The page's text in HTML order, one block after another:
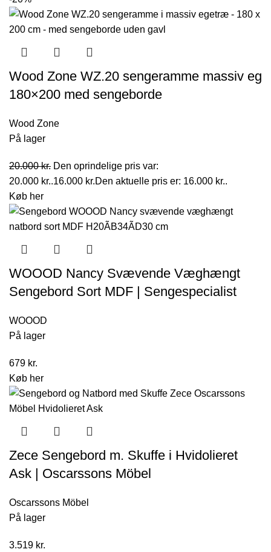
Wood Zone WZ.20 sengeramme massiv eg
180×200 med sengeborde
Wood Zone
På lager
20.000kr. Den oprindelige pris var:
20.000 kr..16.000 kr.Den aktuelle pris er: 16.000 kr..
Køb her
WOOOD Nancy Svævende Væghængt
Sengebord Sort MDF | Sengespecialist
WOOOD
På lager
679 kr.
Køb her
Zece Sengebord m. Skuffe i Hvidolieret
Ask | Oscarssons Möbel
Oscarssons Möbel
På lager
3.519 kr.